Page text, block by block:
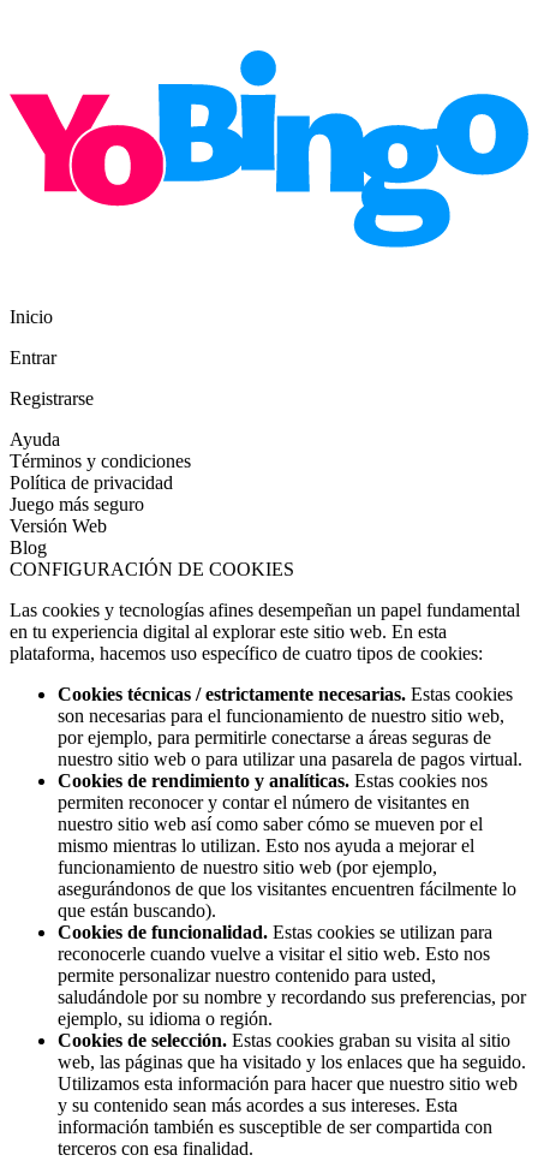
Inicio
Entrar
Registrarse
Ayuda
Términos y condiciones
Política de privacidad
Juego más seguro
Versión Web
Blog
CONFIGURACIÓN DE COOKIES
Las cookies y tecnologías afines desempeñan un papel fundamental
en tu experiencia digital al explorar este sitio web. En esta
plataforma, hacemos uso específico de cuatro tipos de cookies:
Cookies técnicas / estrictamente necesarias. Estas cookies
son necesarias para el funcionamiento de nuestro sitio web,
por ejemplo, para permitirle conectarse a áreas seguras de
nuestro sitio web o para utilizar una pasarela de pagos virtual.
Cookies de rendimiento y analíticas. Estas cookies nos
permiten reconocer y contar el número de visitantes en
nuestro sitio web así como saber cómo se mueven por el
mismo mientras lo utilizan. Esto nos ayuda a mejorar el
funcionamiento de nuestro sitio web (por ejemplo,
asegurándonos de que los visitantes encuentren fácilmente lo
que están buscando).
Cookies de funcionalidad. Estas cookies se utilizan para
reconocerle cuando vuelve a visitar el sitio web. Esto nos
permite personalizar nuestro contenido para usted,
saludándole por su nombre y recordando sus preferencias, por
ejemplo, su idioma o región.
Cookies de selección. Estas cookies graban su visita al sitio
web, las páginas que ha visitado y los enlaces que ha seguido.
Utilizamos esta información para hacer que nuestro sitio web
y su contenido sean más acordes a sus intereses. Esta
información también es susceptible de ser compartida con
terceros con esa finalidad.